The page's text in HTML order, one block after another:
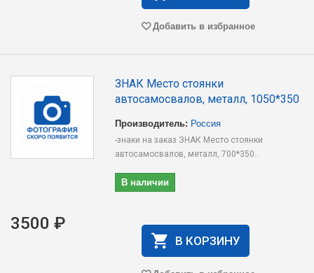
Добавить в избранное
ЗНАК Место стоянки
автосамосвалов, металл, 1050*350
Производитель: Россия
-знаки на заказ ЗНАК Место стоянки
автосамосвалов, металл, 700*350..
В наличии
3500 ₽
В КОРЗИНУ